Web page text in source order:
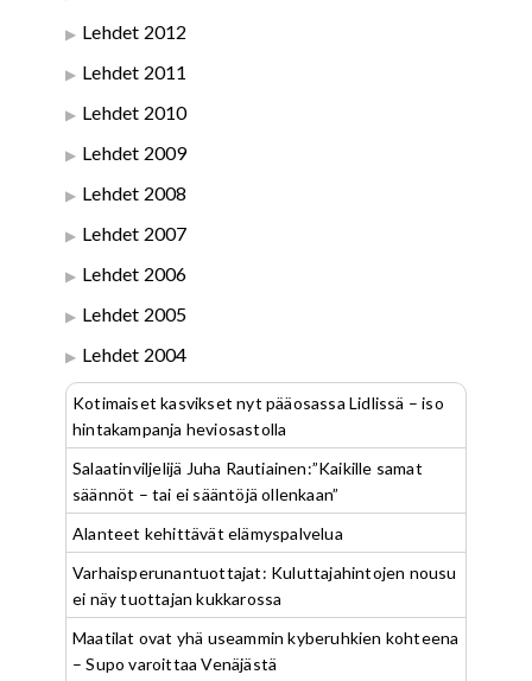
Lehdet 2012
Lehdet 2011
Lehdet 2010
Lehdet 2009
Lehdet 2008
Lehdet 2007
Lehdet 2006
Lehdet 2005
Lehdet 2004
Kotimaiset kasvikset nyt pääosassa Lidlissä – iso
hintakampanja heviosastolla
Salaatinviljelijä Juha Rautiainen:”Kaikille samat
säännöt – tai ei sääntöjä ollenkaan”
Alanteet kehittävät elämyspalvelua
Varhaisperunantuottajat: Kuluttajahintojen nousu
ei näy tuottajan kukkarossa
Maatilat ovat yhä useammin kyberuhkien kohteena
– Supo varoittaa Venäjästä